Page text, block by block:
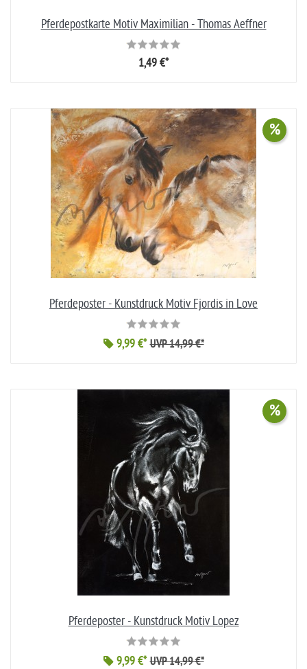
Pferdepostkarte Motiv Maximilian - Thomas Aeffner
1,49 €*
Pferdeposter - Kunstdruck Motiv Fjordis in Love
9,99 €*
%
UVP 14,99 €*
Pferdeposter - Kunstdruck Motiv Lopez
9,99 €*
%
UVP 14,99 €*